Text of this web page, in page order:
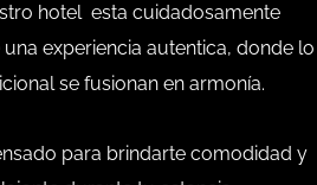
hotel esta cuidadosamente
experiencia autentica, donde lo
se fusionan en armonía.
para brindarte comodidad y